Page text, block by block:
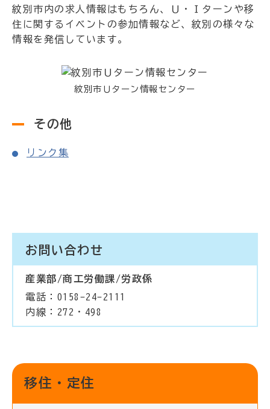
紋別市内の求人情報はもちろん、Ｕ・Ｉターンや移
住に関するイベントの参加情報など、紋別の様々な
情報を発信しています。
紋別市Ｕターン情報センター
その他
リンク集
お問い合わせ
産業部/商工労働課/労政係
電話：0158-24-2111
内線：272・498
移住・定住